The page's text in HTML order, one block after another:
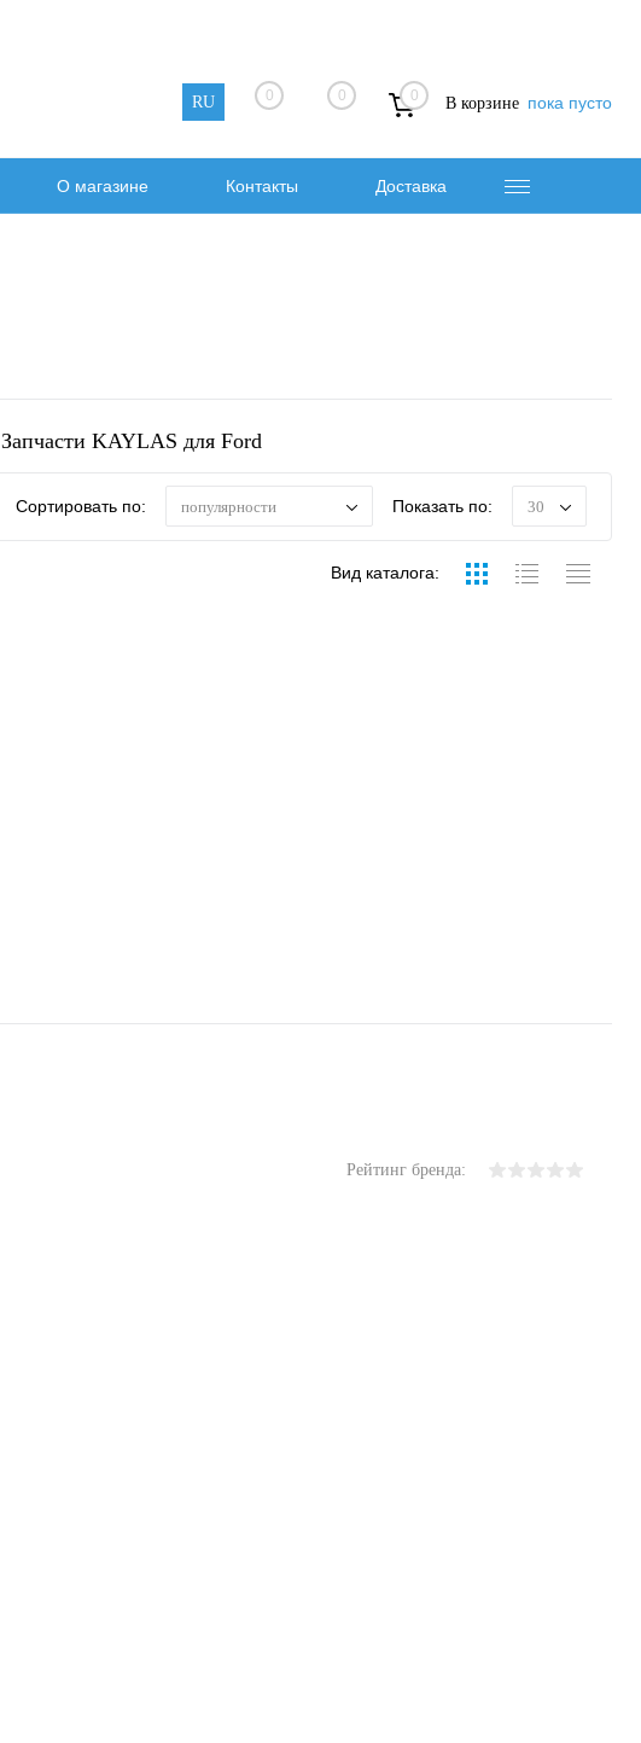
RU 0 0 0 В корзине пока пусто
О магазине Контакты Доставка
Запчасти KAYLAS для Ford
Сортировать по: популярности Показать по: 30
Вид каталога:
Рейтинг бренда: